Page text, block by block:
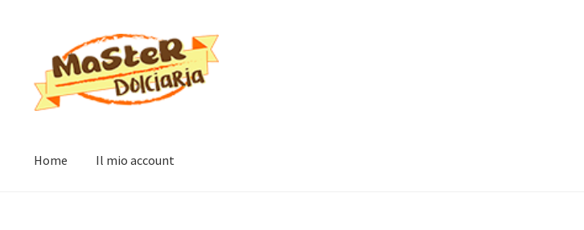
alla
navigazione
contenuto
Home Il mio account